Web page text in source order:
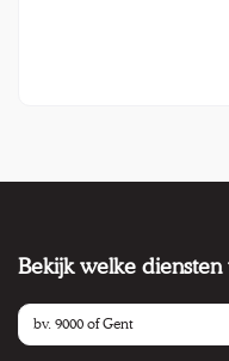
Bekijk welke